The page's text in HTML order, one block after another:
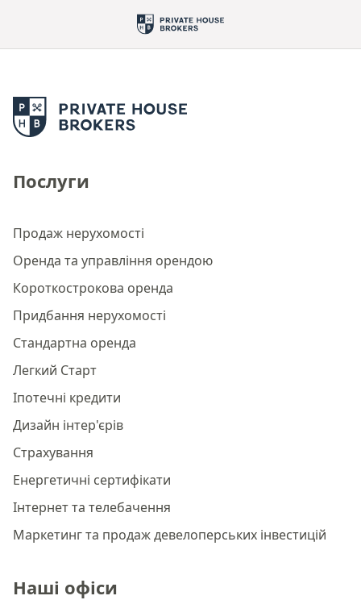
Послуги
Продаж нерухомості
Оренда та управління орендою
Короткострокова оренда
Придбання нерухомості
Стандартна оренда
Легкий Старт
Іпотечні кредити
Дизайн інтер'єрів
Страхування
Енергетичні сертифікати
Інтернет та телебачення
Маркетинг та продаж девелоперських інвестицій
Наші офіси